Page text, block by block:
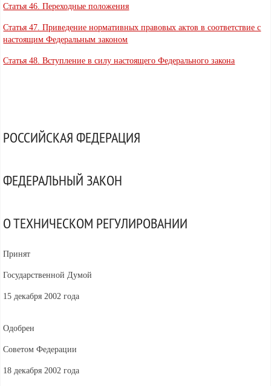
Статья 46. Переходные положения
Статья 47. Приведение нормативных правовых актов в соответствие с
настоящим Федеральным законом
Статья 48. Вступление в силу настоящего Федерального закона
РОССИЙСКАЯ ФЕДЕРАЦИЯ
ФЕДЕРАЛЬНЫЙ ЗАКОН
О ТЕХНИЧЕСКОМ РЕГУЛИРОВАНИИ
Принят
Государственной Думой
15 декабря 2002 года
Одобрен
Советом Федерации
18 декабря 2002 года